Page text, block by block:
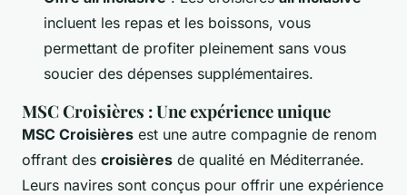
incluent les repas et les boissons, vous
permettant de profiter pleinement sans vous
soucier des dépenses supplémentaires.
MSC Croisières : Une expérience unique
MSC Croisières est une autre compagnie de renom
offrant des croisières de qualité en Méditerranée.
Leurs navires sont conçus pour offrir une expérience